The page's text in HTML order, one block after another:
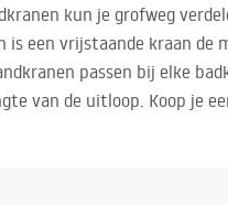
kun je grofweg
is een vrijstaande kraan de
passen bij elke
van de uitloop. Koop je